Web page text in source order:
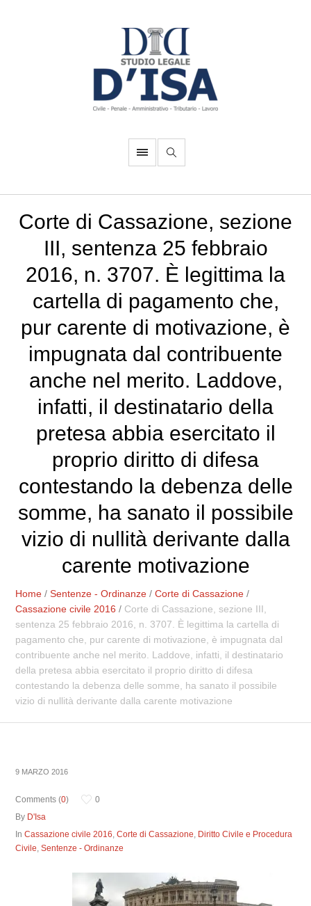
Corte di Cassazione, sezione
III, sentenza 25 febbraio
2016, n. 3707. È legittima la
cartella di pagamento che,
pur carente di motivazione, è
impugnata dal contribuente
anche nel merito. Laddove,
infatti, il destinatario della
pretesa abbia esercitato il
proprio diritto di difesa
contestando la debenza delle
somme, ha sanato il possibile
vizio di nullità derivante dalla
carente motivazione
Home /Sentenze - Ordinanze /Corte di Cassazione /
Cassazione civile 2016 / Corte di Cassazione, sezione III,
sentenza 25 febbraio 2016, n. 3707. È legittima la cartella di
pagamento che, pur carente di motivazione, è impugnata dal
contribuente anche nel merito. Laddove, infatti, il destinatario
della pretesa abbia esercitato il proprio diritto di difesa
contestando la debenza delle somme, ha sanato il possibile
vizio di nullità derivante dalla carente motivazione
9 MARZO 2016
Comments (0)
0
By D'Isa
InCassazione civile 2016,Corte di Cassazione, Diritto Civile e Procedura
Civile,Sentenze - Ordinanze